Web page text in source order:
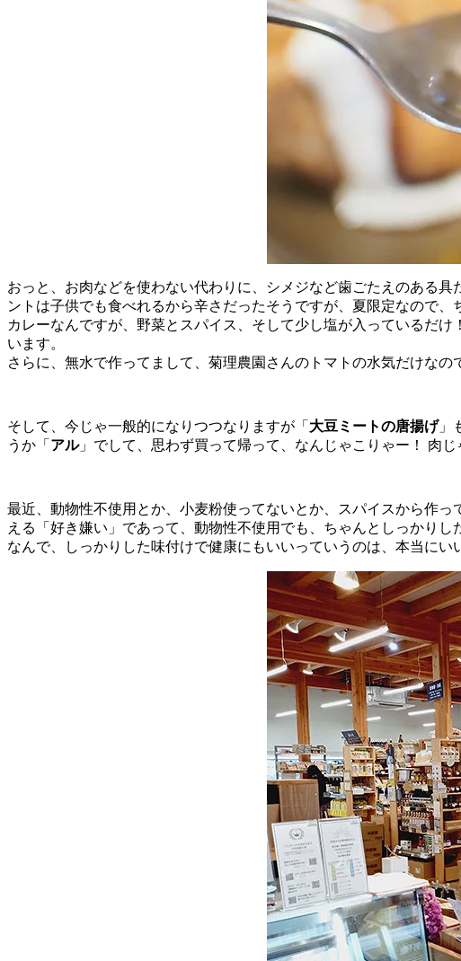
おっと、お肉などを使わない代わりに、シメジなど歯ごたえのある
ントは子供でも食べれるから辛さだったそうですが、夏限定なので、
カレーなんですが、野菜とスパイス、そして少し塩が入っているだ
います。
さらに、無水で作ってまして、菊理農園さんのトマトの水気だけなの
そして、今じゃ一般的になりつつなりますが「 大豆ミートの唐揚げ」
うか「 アル」でして、思わず買って帰って、なんじゃこりゃー！ 肉
最近、動物性不使用とか、小麦粉使ってないとか、スパイスから作
える「好き嫌い」であって、動物性不使用でも、ちゃんとしっかり
なんで、しっかりした味付けで健康にもいいっていうのは、本当にい